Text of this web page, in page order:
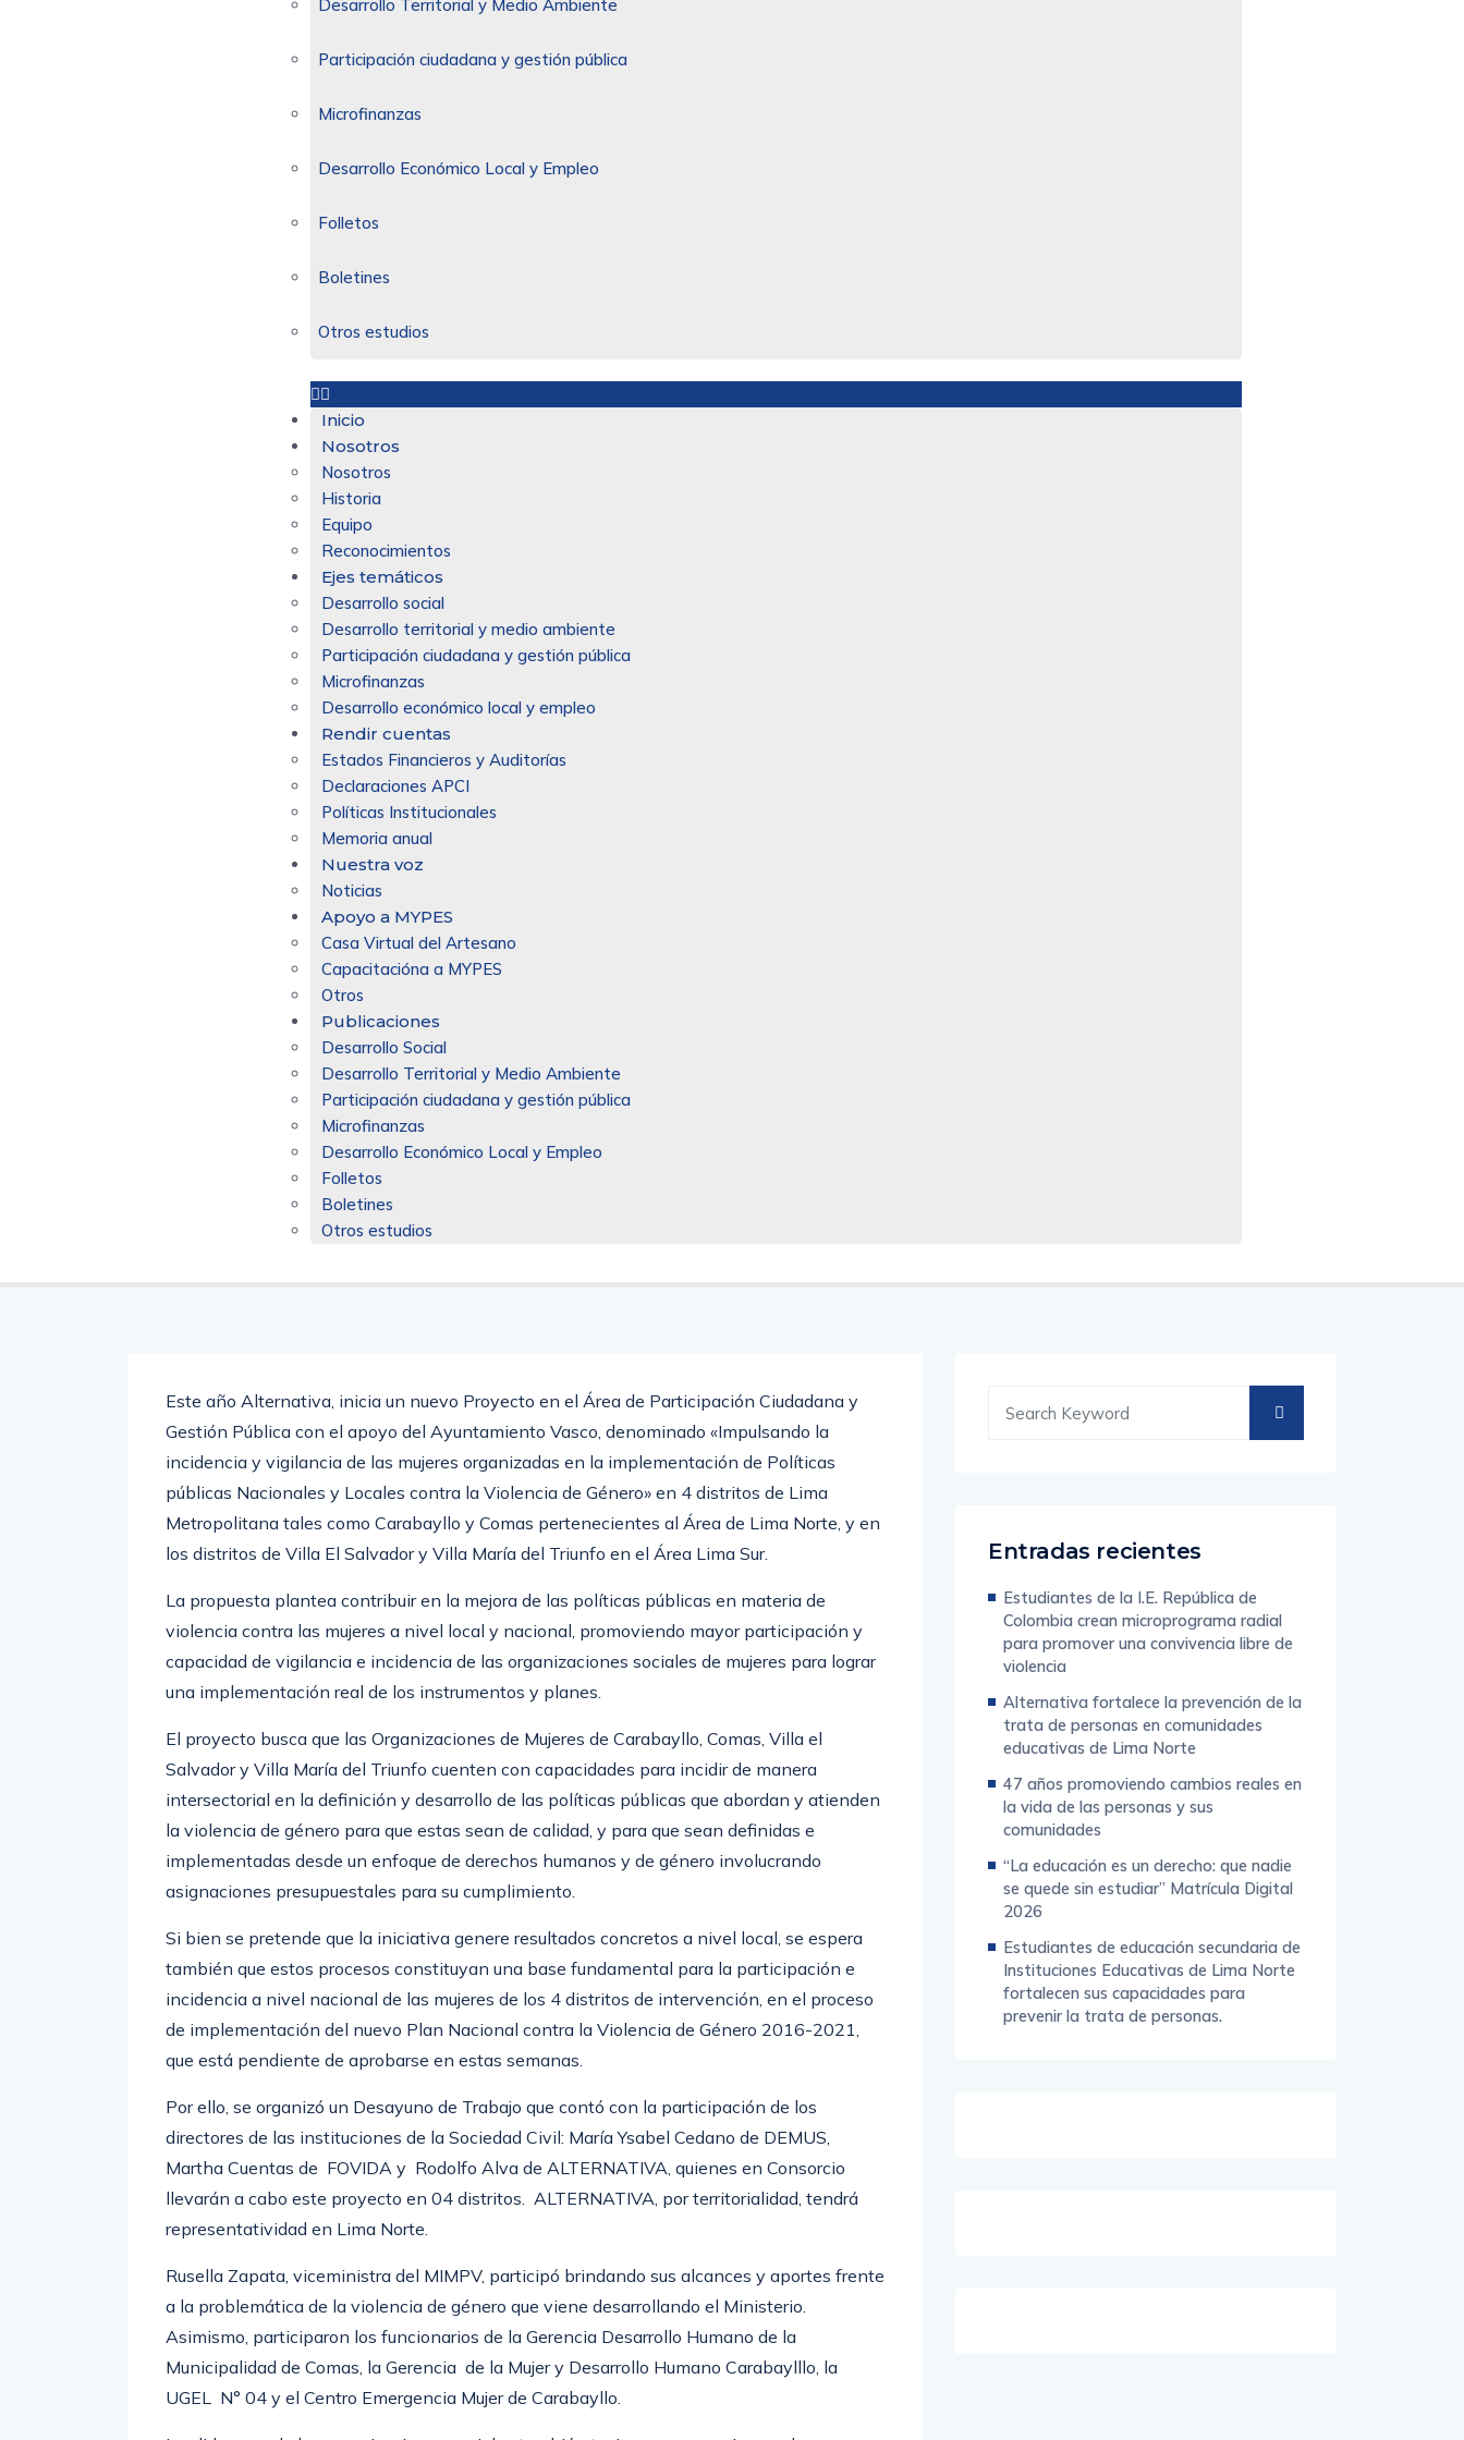
Desarrollo Territorial y Medio Ambiente
Participación ciudadana y gestión pública
Microfinanzas
Desarrollo Económico Local y Empleo
Folletos
Boletines
Otros estudios
Inicio
Nosotros
Nosotros
Historia
Equipo
Reconocimientos
Ejes temáticos
Desarrollo social
Desarrollo territorial y medio ambiente
Participación ciudadana y gestión pública
Microfinanzas
Desarrollo económico local y empleo
Rendir cuentas
Estados Financieros y Auditorías
Declaraciones APCI
Políticas Institucionales
Memoria anual
Nuestra voz
Noticias
Apoyo a MYPES
Casa Virtual del Artesano
Capacitacióna a MYPES
Otros
Publicaciones
Desarrollo Social
Desarrollo Territorial y Medio Ambiente
Participación ciudadana y gestión pública
Microfinanzas
Desarrollo Económico Local y Empleo
Folletos
Boletines
Otros estudios
Este año Alternativa, inicia un nuevo Proyecto en el Área de Participación Ciudadana y
Gestión Pública con el apoyo del Ayuntamiento Vasco, denominado «Impulsando la
incidencia y vigilancia de las mujeres organizadas en la implementación de Políticas
públicas Nacionales y Locales contra la Violencia de Género» en 4 distritos de Lima
Metropolitana tales como Carabayllo y Comas pertenecientes al Área de Lima Norte, y en
los distritos de Villa El Salvador y Villa María del Triunfo en el Área Lima Sur.
La propuesta plantea contribuir en la mejora de las políticas públicas en materia de
violencia contra las mujeres a nivel local y nacional, promoviendo mayor participación y
capacidad de vigilancia e incidencia de las organizaciones sociales de mujeres para lograr
una implementación real de los instrumentos y planes.
El proyecto busca que las Organizaciones de Mujeres de Carabayllo, Comas, Villa el
Salvador y Villa María del Triunfo cuenten con capacidades para incidir de manera
intersectorial en la definición y desarrollo de las políticas públicas que abordan y atienden
la violencia de género para que estas sean de calidad, y para que sean definidas e
implementadas desde un enfoque de derechos humanos y de género involucrando
asignaciones presupuestales para su cumplimiento.
Si bien se pretende que la iniciativa genere resultados concretos a nivel local, se espera
también que estos procesos constituyan una base fundamental para la participación e
incidencia a nivel nacional de las mujeres de los 4 distritos de intervención, en el proceso
de implementación del nuevo Plan Nacional contra la Violencia de Género 2016-2021,
que está pendiente de aprobarse en estas semanas.
Por ello, se organizó un Desayuno de Trabajo que contó con la participación de los
directores de las instituciones de la Sociedad Civil: María Ysabel Cedano de DEMUS,
Martha Cuentas de FOVIDA y Rodolfo Alva de ALTERNATIVA, quienes en Consorcio
llevarán a cabo este proyecto en 04 distritos. ALTERNATIVA, por territorialidad, tendrá
representatividad en Lima Norte.
Rusella Zapata, viceministra del MIMPV, participó brindando sus alcances y aportes frente
a la problemática de la violencia de género que viene desarrollando el Ministerio.
Asimismo, participaron los funcionarios de la Gerencia Desarrollo Humano de la
Municipalidad de Comas, la Gerencia de la Mujer y Desarrollo Humano Carabaylllo, la
UGEL N° 04 y el Centro Emergencia Mujer de Carabayllo.
Entradas recientes
Estudiantes de la I.E. República de
Colombia crean microprograma radial
para promover una convivencia libre de
violencia
Alternativa fortalece la prevención de la
trata de personas en comunidades
educativas de Lima Norte
47 años promoviendo cambios reales en
la vida de las personas y sus
comunidades
“La educación es un derecho: que nadie
se quede sin estudiar” Matrícula Digital
2026
Estudiantes de educación secundaria de
Instituciones Educativas de Lima Norte
fortalecen sus capacidades para
prevenir la trata de personas.